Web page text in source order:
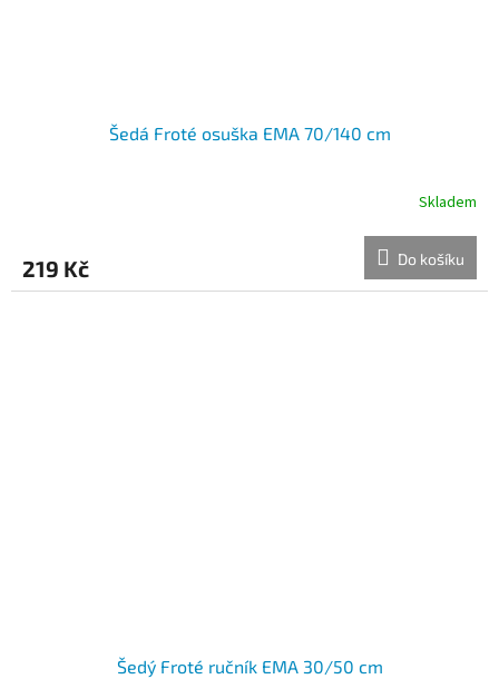
Šedá Froté osuška EMA 70/140 cm
Skladem
219 Kč Do košíku
Šedý Froté ručník EMA 30/50 cm